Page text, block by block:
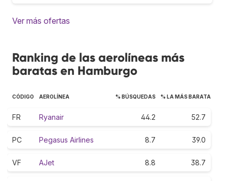
Ver más ofertas
Ranking de las aerolíneas más
baratas en Hamburgo
CÓDIGO AEROLÍNEA % BÚSQUEDAS % LA MÁS BARATA
FR Ryanair 44.2 52.7
PC Pegasus Airlines 8.7 39.0
VF AJet 8.8 38.7